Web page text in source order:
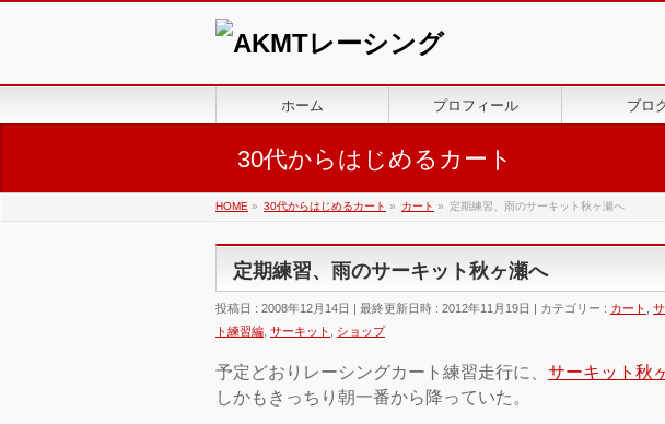
ホーム プロフィール ブロ
30代からはじめるカート
HOME » 30代からはじめるカート » カート » 定期練習、雨のサーキット秋ヶ瀬へ
定期練習、雨のサーキット秋ヶ瀬へ
投稿日 : 2008年12月14日 最終更新日時 : 2012年11月19日 カテゴリー : カート
ト練習編 サーキット ショップ
予定どおりレーシングカート練習走行に、 サーキット秋
しかもきっちり朝一番から降っていた。